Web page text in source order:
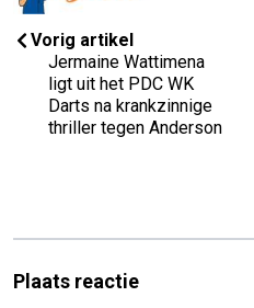
Vorig artikel
Jermaine Wattimena
ligt uit het PDC WK
Darts na krankzinnige
thriller tegen Anderson
Plaats reactie